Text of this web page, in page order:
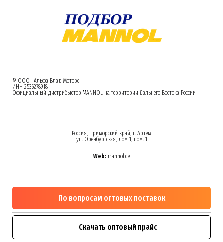
© ООО "Альфа Влад Моторс"
ИНН 2536278918
Официальный дистрибьютор MANNOL на территории Дальнего Востока России
Россия, Приморский край, г. Артем
ул. Оренбургская, дом 1, пом. 1
Web: mannol.de
По вопросам оптовых поставок
Скачать оптовый прайс